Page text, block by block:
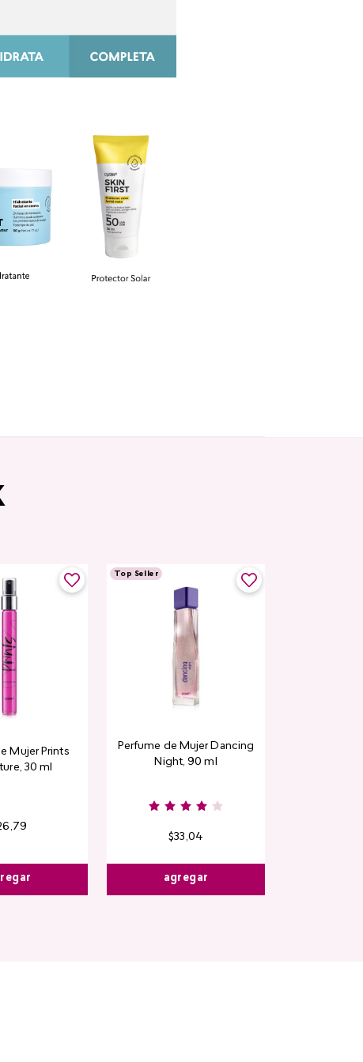
Mujer Prints
30 ml
,79
Top Seller
Perfume de Mujer Dancing
Night, 90 ml
$33 ,04
agregar